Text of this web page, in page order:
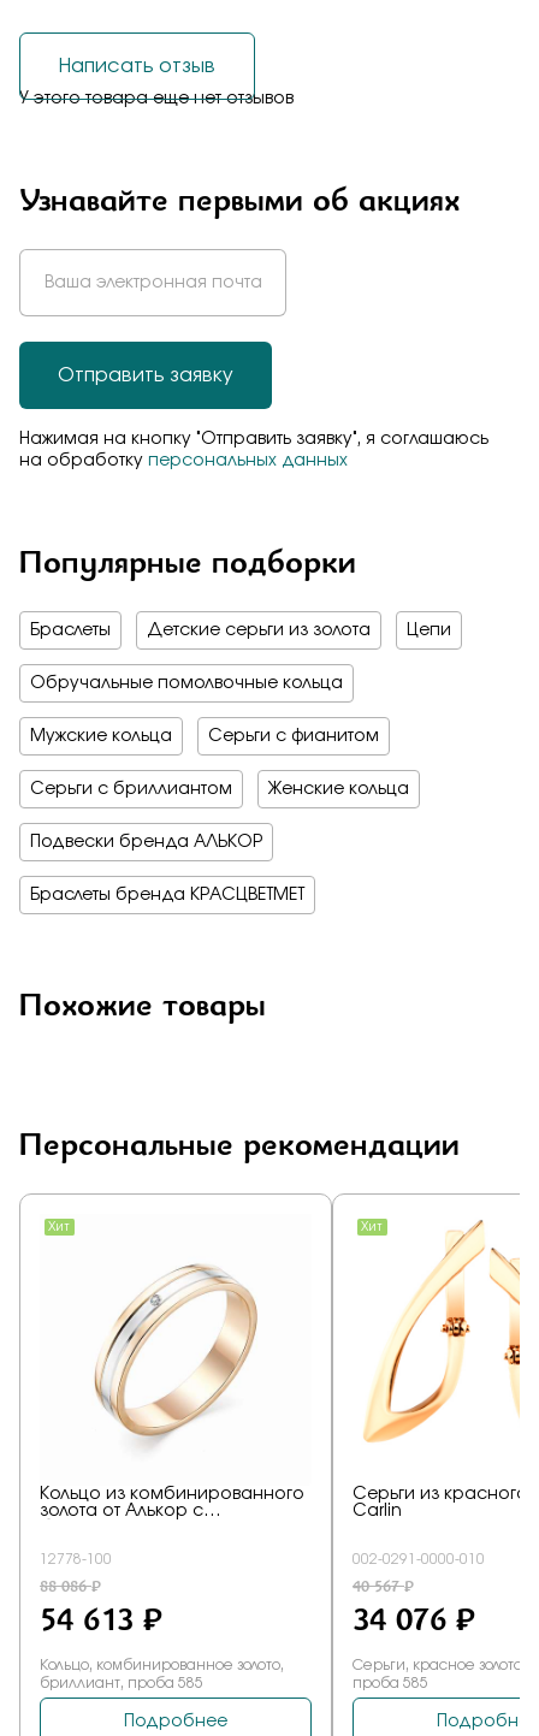
У этого товара еще нет отзывов
Написать отзыв
Узнавайте первыми об акциях
Отправить заявку
Нажимая на кнопку "Отправить заявку", я соглашаюсь
на обработку персональных данных
Популярные подборки
Браслеты Детские серьги из золота Цепи
Обручальные помолвочные кольца
Мужские кольца Серьги с фианитом
Серьги с бриллиантом Женские кольца
Подвески бренда АЛЬКОР
Браслеты бренда КРАСЦВЕТМЕТ
Похожие товары
Персональные рекомендации